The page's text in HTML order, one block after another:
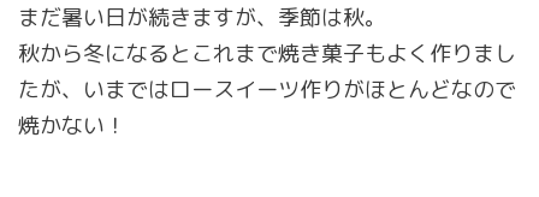
まだ暑い日が続きますが、季節は秋。
秋から冬になるとこれまで焼き菓子もよく作りまし
たが、いまではロースイーツ作りがほとんどなので
焼かない！